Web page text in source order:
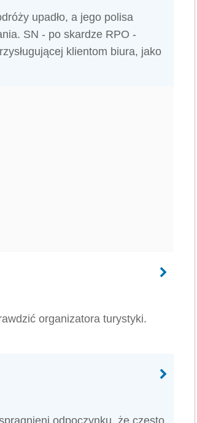
upadło, a jego polisa
SN - po skardze RPO -
klientom biura, jako
organizatora turystyki.
odpoczynku, że często